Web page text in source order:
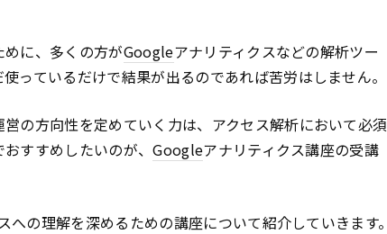
に、多くの方がGoogleアナリティクスなどの解析ツー
っているだけで結果が出るのであれば苦労はしません。
の方向性を定めていく力は、アクセス解析において必須
すすめしたいのが、Googleアナリティクス講座の受講
への理解を深めるための講座について紹介していきます。